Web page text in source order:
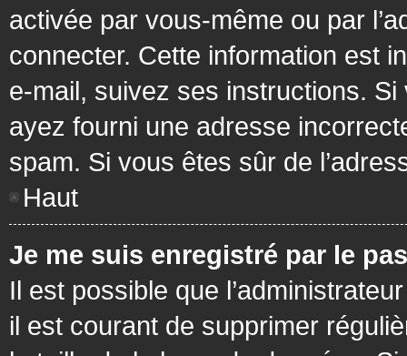
activée par vous-même ou par
connecter. Cette information est
e-mail, suivez ses instructions. Si
ayez fourni une adresse
spam. Si vous êtes sûr de
Haut
Je me suis enregistré par le
Il est possible que
il est courant de supprimer